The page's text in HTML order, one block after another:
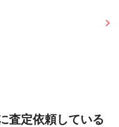
査定依頼している